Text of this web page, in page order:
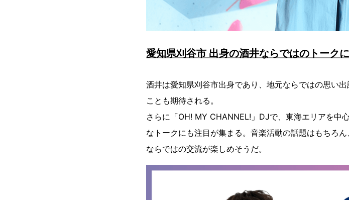
愛知県刈谷市 出身の酒井ならではのトーク
酒井は愛知県刈谷市出身であり、地元ならではの思い
ことも期待される。
さらに「OH! MY CHANNEL!」DJで、東海エリアを中
なトークにも注目が集まる。音楽活動の話題はもちろ
ならではの交流が楽しめそうだ。